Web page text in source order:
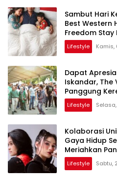
Sambut Hari
Best Western
Freedom Stay
Lifestyle Kamis,
Dapat
Iskandar, The Virgin:
Panggung
Kolaborasi
Lifestyle
Kolaborasi
Gaya Hidup
Meriahkan
Lifestyle Sabtu,